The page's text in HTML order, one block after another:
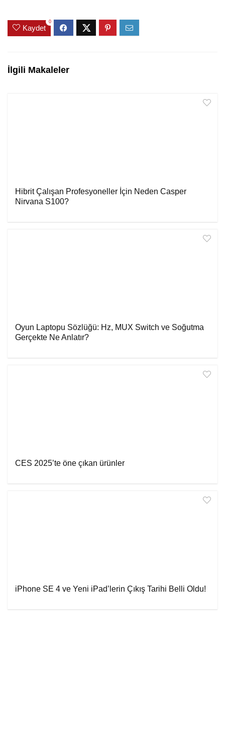
Kaydet
0
İlgili Makaleler
Hibrit Çalışan Profesyoneller İçin Neden Casper
Nirvana S100?
Oyun Laptopu Sözlüğü: Hz, MUX Switch ve Soğutma
Gerçekte Ne Anlatır?
CES 2025’te öne çıkan ürünler
iPhone SE 4 ve Yeni iPad’lerin Çıkış Tarihi Belli Oldu!